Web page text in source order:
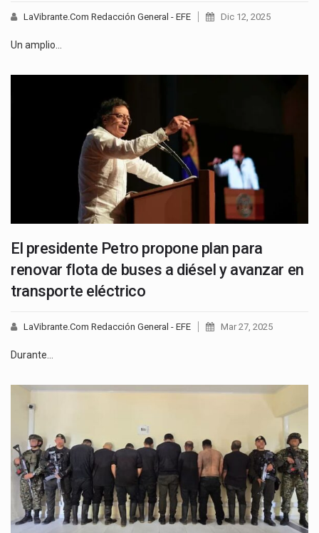
LaVibrante.Com Redacción General - EFE Dic 12, 2025
Un amplio…
El presidente Petro propone plan para
renovar flota de buses a diésel y avanzar en
transporte eléctrico
LaVibrante.Com Redacción General - EFE Mar 27, 2025
Durante…